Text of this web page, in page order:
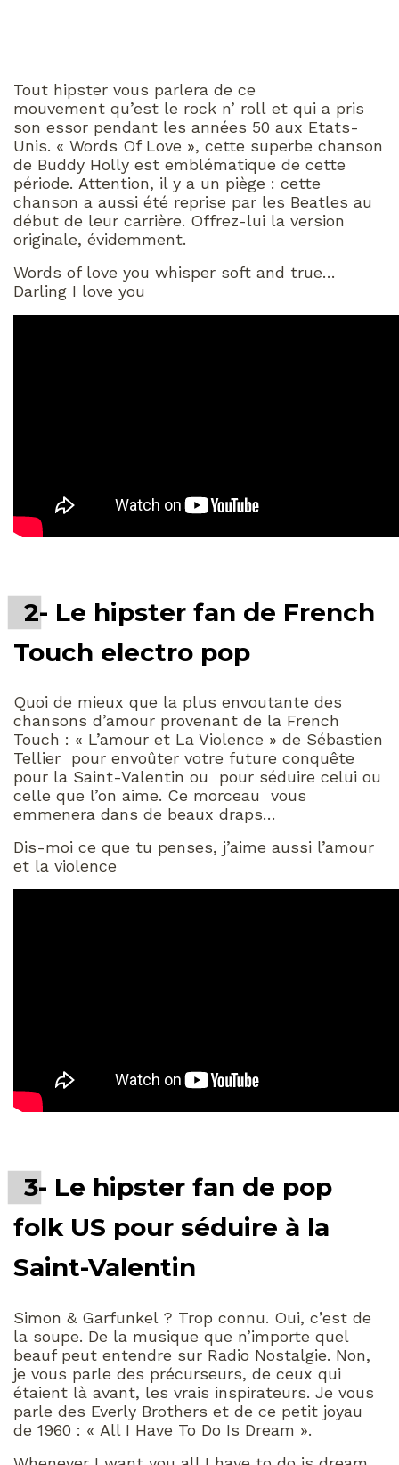
Tout hipster vous parlera de ce
mouvement qu’est le rock n’ roll et qui a pris
son essor pendant les années 50 aux Etats-
Unis. « Words Of Love », cette superbe chanson
de Buddy Holly est emblématique de cette
période. Attention, il y a un piège : cette
chanson a aussi été reprise par les Beatles au
début de leur carrière. Offrez-lui la version
originale, évidemment.
Words of love you whisper soft and true…
Darling I love you
2- Le hipster fan de French
Touch electro pop
Quoi de mieux que la plus envoutante des
chansons d’amour provenant de la French
Touch : « L’amour et La Violence » de Sébastien
Tellier pour envoûter votre future conquête
pour la Saint-Valentin ou pour séduire celui ou
celle que l’on aime. Ce morceau vous
emmenera dans de beaux draps…
Dis-moi ce que tu penses, j’aime aussi l’amour
et la violence
3- Le hipster fan de pop
folk US pour séduire à la
Saint-Valentin
Simon & Garfunkel ? Trop connu. Oui, c’est de
la soupe. De la musique que n’importe quel
beauf peut entendre sur Radio Nostalgie. Non,
je vous parle des précurseurs, de ceux qui
étaient là avant, les vrais inspirateurs. Je vous
parle des Everly Brothers et de ce petit joyau
de 1960 : « All I Have To Do Is Dream ».